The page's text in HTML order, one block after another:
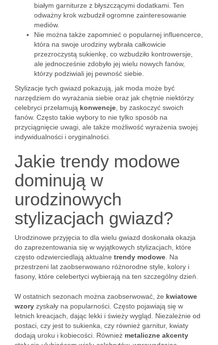
białym garniturze z błyszczącymi dodatkami. Ten
odważny krok wzbudził ogromne zainteresowanie
mediów.
Nie można także zapomnieć o popularnej influencerce,
która na swoje urodziny wybrała całkowicie
przezroczystą sukienkę, co wzbudziło kontrowersje,
ale jednocześnie zdobyło jej wielu nowych fanów,
którzy podziwiali jej pewność siebie.
Stylizacje tych gwiazd pokazują, jak moda może być
narzędziem do wyrażania siebie oraz jak chętnie niektórzy
celebryci przełamują konwencje , by zaskoczyć swoich
fanów. Często takie wybory to nie tylko sposób na
przyciągnięcie uwagi, ale także możliwość wyrażenia swojej
indywidualności i oryginalności.
Jakie trendy modowe
dominują w
urodzinowych
stylizacjach gwiazd?
Urodzinowe przyjęcia to dla wielu gwiazd doskonała okazja
do zaprezentowania się w wyjątkowych stylizacjach, które
często odzwierciedlają aktualne trendy modowe . Na
przestrzeni lat zaobserwowano różnorodne style, kolory i
fasony, które celebertyci wybierają na ten szczególny dzień.
W ostatnich sezonach można zaobserwować, że kwiatowe
wzory zyskały na popularności. Często pojawiają się w
letnich kreacjach, dając lekki i świeży wygląd. Niezależnie od
postaci, czy jest to sukienka, czy również garnitur, kwiaty
dodają uroku i kobiecości. Również metaliczne akcenty